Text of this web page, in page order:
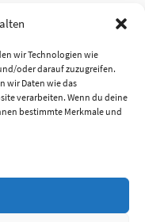
wir Technologien wie
oder darauf zuzugreifen.
wir Daten wie das
verarbeiten. Wenn du deine
bestimmte Merkmale und